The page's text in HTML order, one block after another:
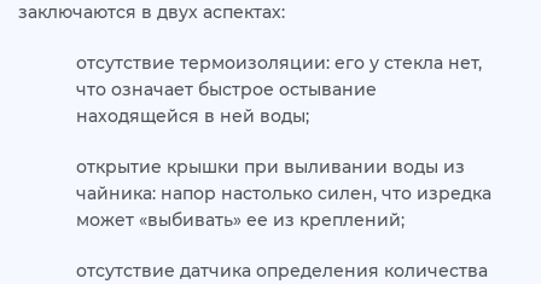
заключаются в двух аспектах:
отсутствие термоизоляции: его у стекла нет,
что означает быстрое остывание
находящейся в ней воды;
открытие крышки при выливании воды из
чайника: напор настолько силен, что изредка
может «выбивать» ее из креплений;
отсутствие датчика определения количества